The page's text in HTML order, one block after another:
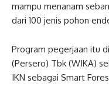
mampu menanam
dari 100 jenis pohon
Program pegerjaan itu
(Persero) Tbk (WIKA)
IKN sebagai Smart